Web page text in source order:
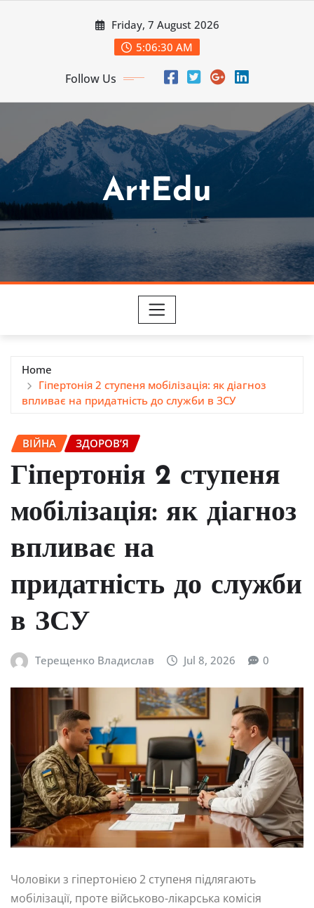
Friday, 7 August 2026
5:06:31 AM
Follow Us
ArtEdu
Home
Гіпертонія 2 ступеня мобілізація: як діагноз
впливає на придатність до служби в ЗСУ
ВІЙНА ЗДОРОВ’Я
Гіпертонія 2 ступеня
мобілізація: як діагноз
впливає на
придатність до служби
в ЗСУ
Терещенко Владислав Jul 8, 2026 0
Чоловіки з гіпертонією 2 ступеня підлягають
мобілізації, проте військово-лікарська комісія